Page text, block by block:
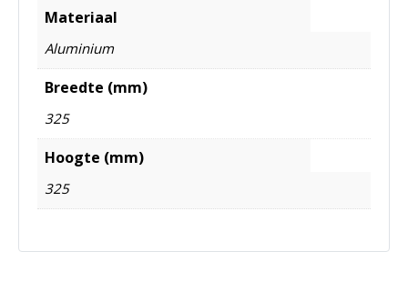
Materiaal
Aluminium
Breedte (mm)
325
Hoogte (mm)
325